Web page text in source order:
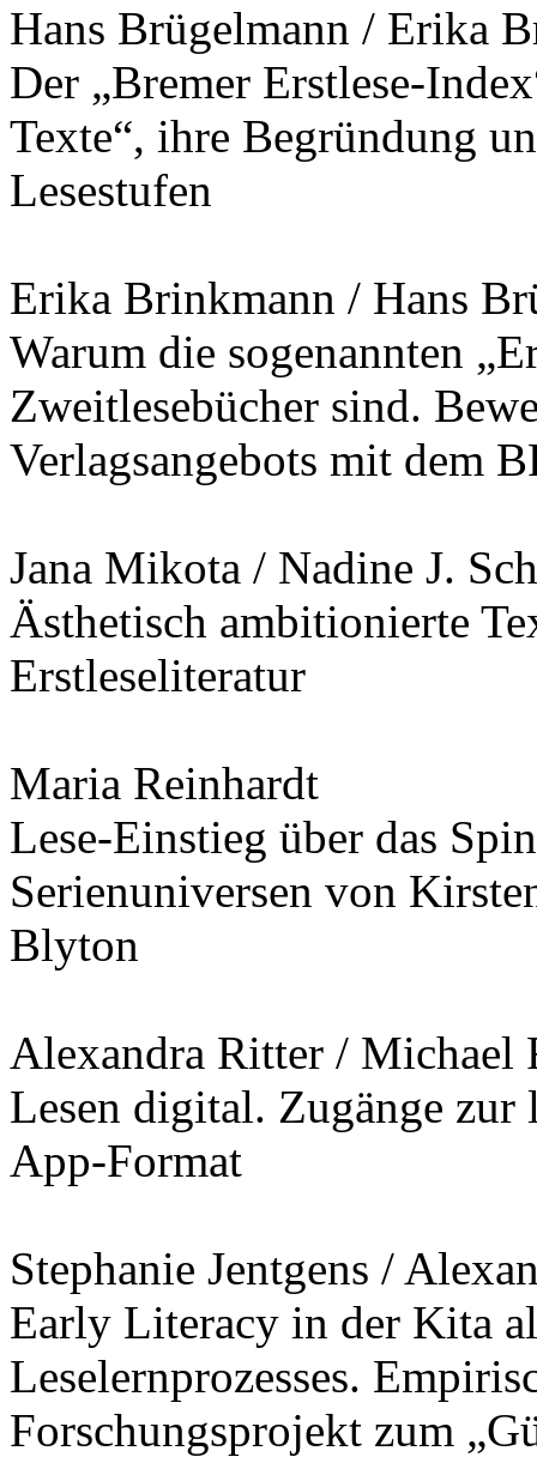
Hans Brügelmann / Erika
Der „Bremer Erstlese-
Texte“, ihre Begründung
Lesestufen
Erika Brinkmann / Hans
Warum die sogenannten
Zweitlesebücher sind.
Verlagsangebots mit dem
Jana Mikota / Nadine J.
Ästhetisch ambitionierte
Erstleseliteratur
Maria Reinhardt
Lese-Einstieg über das
Serienuniversen von
Blyton
Alexandra Ritter / Michael
Lesen digital. Zugänge
App-Format
Stephanie Jentgens /
Early Literacy in der Kita
Leselernprozesses.
Forschungsprojekt zum